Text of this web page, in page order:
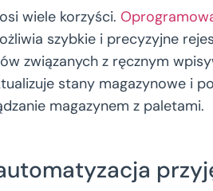
wiele korzyści.
szybkie i precyzyjne
związanych z ręcznym
stany magazynowe i
magazynem z paletami.